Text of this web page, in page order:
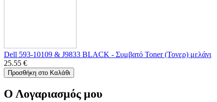
Dell 593-10109 & J9833 BLACK - Συμβατό Toner (Τονερ) μελάνι
25.55 €
Προσθήκη στο Καλάθι
Ο Λογαριασμός μου